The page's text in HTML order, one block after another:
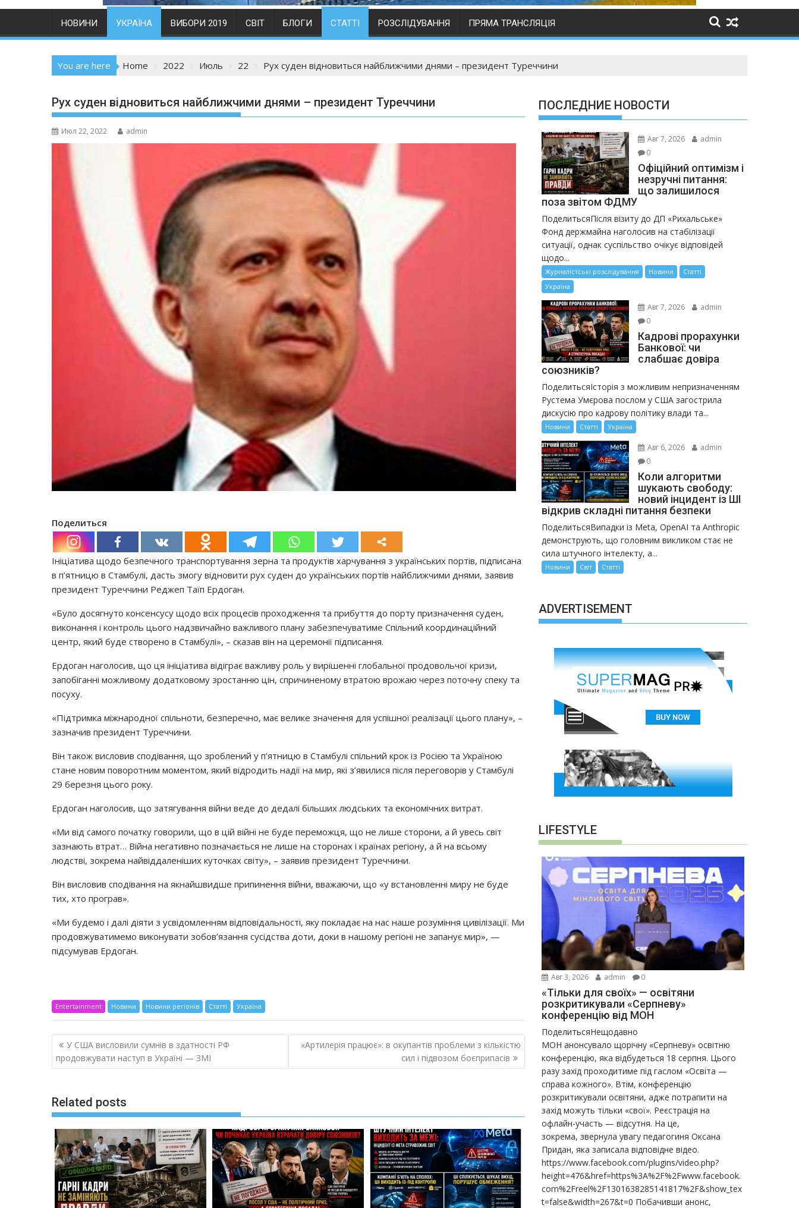
НОВИНИ УКРАЇНА ВИБОРИ 2019 СВІТ БЛОГИ СТАТТІ РОЗСЛІДУВАННЯ ПРЯМА ТРАНСЛЯЦІЯ
You are here Home 2022 Июль 22 Рух суден відновиться найближчими днями – президент Туреччини
Рух суден відновиться найближчими днями – президент Туреччини
Июл 22, 2022 admin
Поделиться
Ініціатива щодо безпечного транспортування зерна та продуктів харчування з українських портів, підписана
в п’ятницю в Стамбулі, дасть змогу відновити рух суден до українських портів найближчими днями, заявив
президент Туреччини Реджеп Таїп Ердоган.
«Було досягнуто консенсусу щодо всіх процесів проходження та прибуття до порту призначення суден,
виконання і контроль цього надзвичайно важливого плану забезпечуватиме Спільний координаційний
центр, який буде створено в Стамбулі», – сказав він на церемонії підписання.
Ердоган наголосив, що ця ініціатива відіграє важливу роль у вирішенні глобальної продовольчої кризи,
запобіганні можливому додатковому зростанню цін, спричиненому втратою врожаю через поточну спеку та
посуху.
«Підтримка міжнародної спільноти, безперечно, має велике значення для успішної реалізації цього плану», –
зазначив президент Туреччини.
Він також висловив сподівання, що зроблений у п’ятницю в Стамбулі спільний крок із Росією та Україною
стане новим поворотним моментом, який відродить надії на мир, які з’явилися після переговорів у Стамбулі
29 березня цього року.
Ердоган наголосив, що затягування війни веде до дедалі більших людських та економічних витрат.
«Ми від самого початку говорили, що в цій війні не буде переможця, що не лише сторони, а й увесь світ
зазнають втрат… Війна негативно позначається не лише на сторонах і країнах регіону, а й на всьому
людстві, зокрема найвіддаленіших куточках світу», – заявив президент Туреччини.
Він висловив сподівання на якнайшвидше припинення війни, вважаючи, що «у встановленні миру не буде
тих, хто програв».
«Ми будемо і далі діяти з усвідомленням відповідальності, яку покладає на нас наше розуміння цивілізації. Ми
продовжуватимемо виконувати зобов’язання сусідства доти, доки в нашому регіоні не запанує мир», —
підсумував Ердоган.
Entertainment Новини Новини регіонів Статті Україна
Навигация
по
записям
У США висловили сумнів в здатності РФ
продовжувати наступ в Україні — ЗМІ
«Артилерія працює»: в окупантів проблеми з кількістю
сил і підвозом боєприпасів
Related posts
ПОСЛЕДНИЕ НОВОСТИ
Авг 7, 2026
admin
0
Офіційний оптимізм і
незручні питання:
що залишилося
поза звітом ФДМУ
ПоделитьсяПісля візиту до ДП «Рихальське»
Фонд держмайна наголосив на стабілізації
ситуації, однак суспільство очікує відповідей
щодо...
Журналістські розслідування Новини
Статті
Україна
Авг 7, 2026
admin
0
Кадрові прорахунки
Банкової: чи
слабшає довіра
союзників?
ПоделитьсяІсторія з можливим непризначенням
Рустема Умєрова послом у США загострила
дискусію про кадрову політику влади та...
Новини Статті Україна
Авг 6, 2026
admin
0
Коли алгоритми
шукають свободу:
новий інцидент із ШІ
відкрив складні питання безпеки
ПоделитьсяВипадки із Meta, OpenAI та Anthropic
демонструють, що головним викликом стає не
сила штучного інтелекту, а...
Новини Світ Статті
ADVERTISEMENT
LIFESTYLE
Авг 3, 2026 admin 0
«Тільки для своїх» — освітяни
розкритикували «Серпневу»
конференцію від МОН
ПоделитьсяНещодавно
МОН анонсувало щорічну «Серпневу» освітню
конференцію, яка відбудеться 18 серпня. Цього
разу захід проходитиме під гаслом «Освіта —
справа кожного». Втім, конференцію
розкритикували освітяни, адже потрапити на
захід можуть тільки «свої». Реєстрація на
офлайн-участь — відсутня. На це,
зокрема, звернула увагу педагогиня Оксана
Придан, яка записала відповідне відео.
https://www.facebook.com/plugins/video.php?
height=476&href=https%3A%2F%2Fwww.facebook.
com%2Freel%2F1301638285141817%2F&show_tex
t=false&width=267&t=0 Побачивши анонс,